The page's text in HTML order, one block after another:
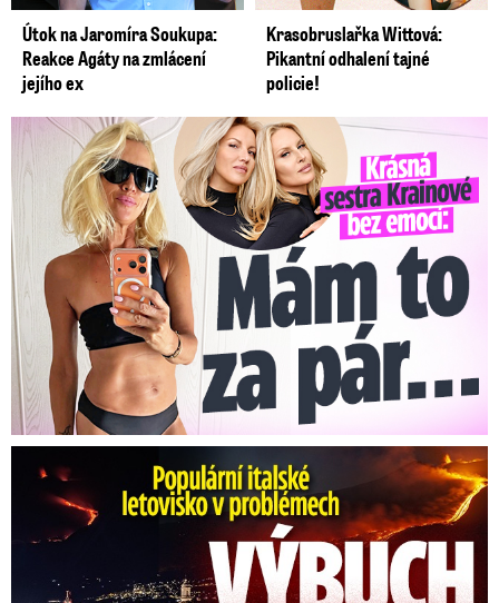
Útok na Jaromíra Soukupa:
Reakce Agáty na zmlácení
jejího ex
Krasobruslařka Wittová:
Pikantní odhalení tajné
policie!
Krásná sestra Krainové bez emocí: Mám to za pár…
Erupce sicilské sopky Etny: Ruší desítky letů